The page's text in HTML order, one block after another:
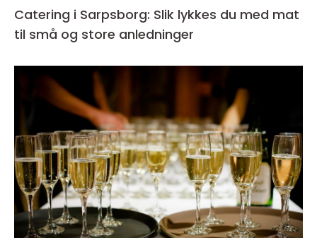
Catering i Sarpsborg: Slik lykkes du med mat
til små og store anledninger